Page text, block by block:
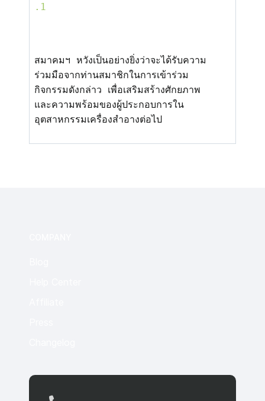
.1
สมาคมฯ หวังเป็นอย่างยิ่งว่าจะได้รับความ
ร่วมมือจากท่านสมาชิกในการเข้าร่วม
กิจกรรมดังกล่าว เพื่อเสริมสร้างศักยภาพ
และความพร้อมของผู้ประกอบการใน
อุตสาหกรรมเครื่องสำอางต่อไป